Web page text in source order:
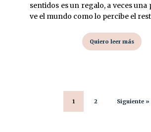
sentidos es un regalo, a veces una
ve el mundo como lo percibe el
Quiero leer más
1 2 Siguiente »